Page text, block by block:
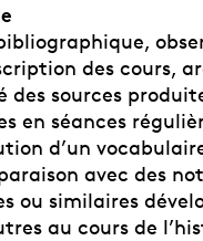
des cours,
des sources
en séances
d’un
avec des
ou similaires
au cours de